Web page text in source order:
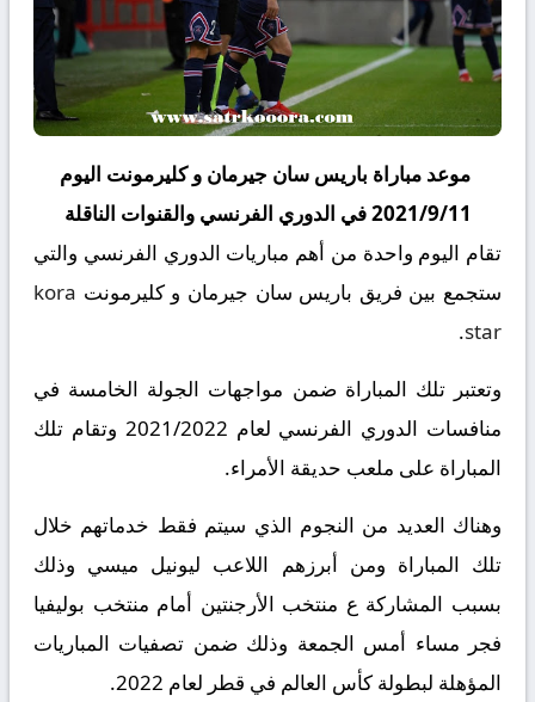
موعد مباراة باريس سان جيرمان و كليرمونت اليوم
2021/9/11 في الدوري الفرنسي والقنوات الناقلة
تقام اليوم واحدة من أهم مباريات الدوري الفرنسي والتي
ستجمع بين فريق باريس سان جيرمان و كليرمونت kora
star
.
وتعتبر تلك المباراة ضمن مواجهات الجولة الخامسة في
منافسات الدوري الفرنسي لعام 2021/2022 وتقام تلك
المباراة على ملعب حديقة الأمراء.
وهناك العديد من النجوم الذي سيتم فقط خدماتهم خلال
تلك المباراة ومن أبرزهم اللاعب ليونيل ميسي وذلك
بسبب المشاركة ع منتخب الأرجنتين أمام منتخب بوليفيا
فجر مساء أمس الجمعة وذلك ضمن تصفيات المباريات
المؤهلة لبطولة كأس العالم في قطر لعام 2022.